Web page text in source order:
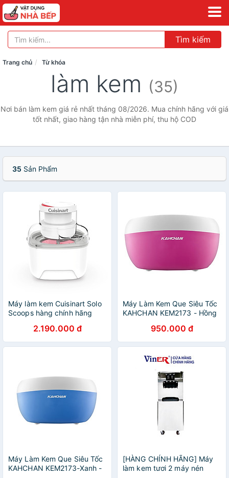
Tìm kiếm
Trang chủ Từ khóa
làm kem (35)
Nơi bán làm kem giá rẻ nhất tháng 08/2026. Mua chính hãng với giá
tốt nhất, giao hàng tận nhà miễn phí, thu hộ COD
35 Sản Phẩm
Máy làm kem Cuisinart Solo
Scoops hàng chính hãng
2.190.000 đ
Máy Làm Kem Que Siêu Tốc
KAHCHAN KEM2173 - Hồng
950.000 đ
Máy Làm Kem Que Siêu Tốc
KAHCHAN KEM2173-Xanh -
[HÀNG CHÍNH HÃNG] Máy
làm kem tươi 2 máy nén